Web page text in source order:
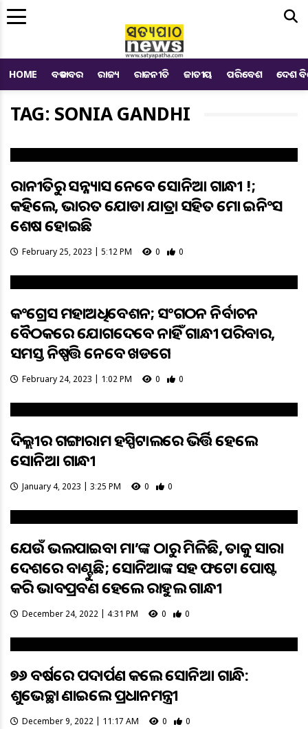
HOME ବଡ ଖବର ରାଜ୍ୟ ରାଜନୀତି ଜାତୀୟ ପରିବେଶ ଦେଶ
TAG: SONIA GANDHI
ରାଜନୀତିରୁ ସନ୍ନ୍ୟାସ ନେବେ ସୋନିଆ ଗାନ୍ଧୀ !;
କହିଲେ, ଭାରତ ଯୋଡା ଯାତ୍ରା ସହିତ ମୋ ଇନିଂସ
ଶେଷ ହୋଇଛି
February 25, 2023 | 5:12 PM 0 0
କଂଗ୍ରେସ ମହାଅଧିବେଶନ; ସଂଗଠନ ନିର୍ବାଚନ
ବୈଠକରେ ଯୋଗଦେବେ ନାହିଁ ଗାନ୍ଧୀ ପରିବାର,
ସମସ୍ତ ନିଷ୍ପତ୍ତି ନେବେ ଖଡଗେ
February 24, 2023 | 1:02 PM 0 0
ଦିଲ୍ଲୀର ଗଙ୍ଗାରାମ ହସ୍ପିଟାଲରେ ଭିର୍ତ୍ତି ହେଲେ
ସୋନିଆ ଗାନ୍ଧୀ
January 4, 2023 | 3:25 PM 0 0
ଯେଉଁ ଭଲପାଇବା ମା’ଙ୍କ ଠାରୁ ମିଳିଛି, ତାକୁ ସାରା
ଦେଶରେ ବାଣ୍ଟୁଛି; ସୋନିଆଙ୍କ ସହ ଫଟୋ ପୋଷ୍ଟ
କରି ଭାବପ୍ରବଣ ହେଲେ ରାହୁଲ ଗାନ୍ଧୀ
December 24, 2022 | 4:31 PM 0 0
୭୬ ବର୍ଷରେ ପଦାର୍ପଣ କଲେ ସୋନିଆ ଗାନ୍ଧି:
ଶୁଭେଚ୍ଛା ଜଣାଇଲେ ପ୍ରଧାନମନ୍ତ୍ରୀ
December 9, 2022 | 11:17 AM 0 0